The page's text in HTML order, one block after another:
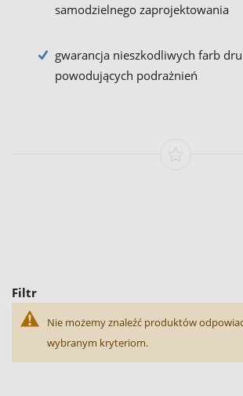
samodzielnego zaprojektowania
gwarancja nieszkodliwych farb
powodujących podrażnień
Filtr
Nie możemy znaleźć produktów
wybranym kryteriom.